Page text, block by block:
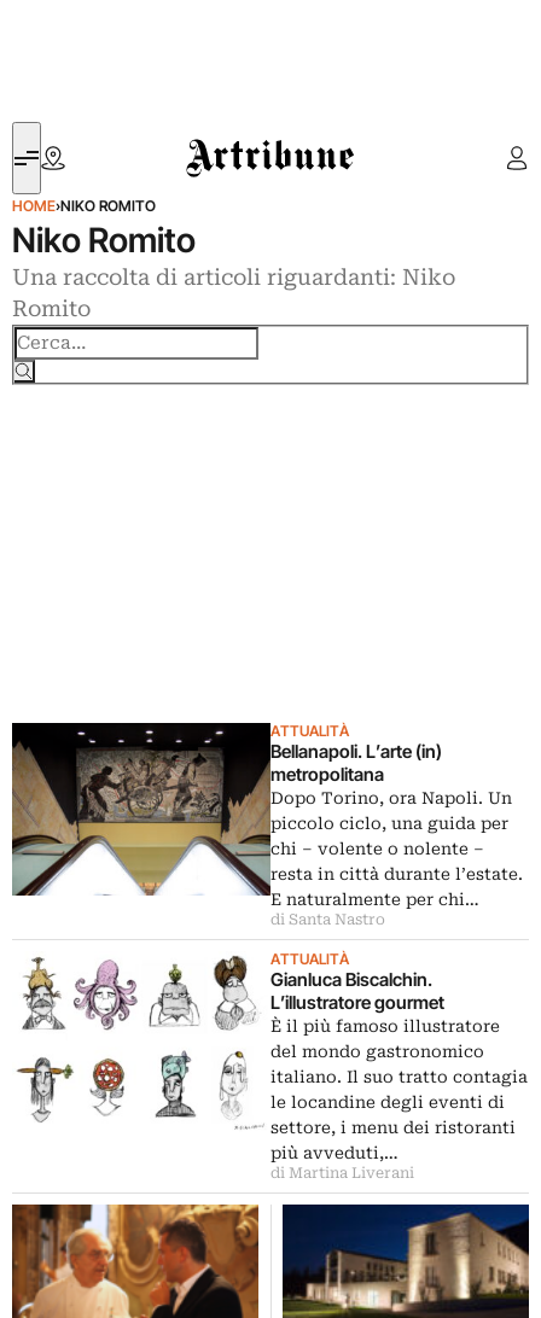
Artribune
HOME›NIKO ROMITO
Niko Romito
Una raccolta di articoli riguardanti: Niko
Romito
ATTUALITÀ
Bellanapoli. L’arte (in)
metropolitana
Dopo Torino, ora Napoli. Un
piccolo ciclo, una guida per
chi – volente o nolente –
resta in città durante l’estate.
E naturalmente per chi…
di Santa Nastro
ATTUALITÀ
Gianluca Biscalchin.
L’illustratore gourmet
È il più famoso illustratore
del mondo gastronomico
italiano. Il suo tratto contagia
le locandine degli eventi di
settore, i menu dei ristoranti
più avveduti,…
di Martina Liverani